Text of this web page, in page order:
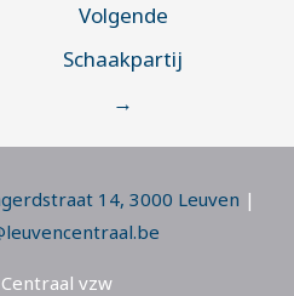
Volgende
Schaakpartij
→
14, 3000 Leuven |
vzw